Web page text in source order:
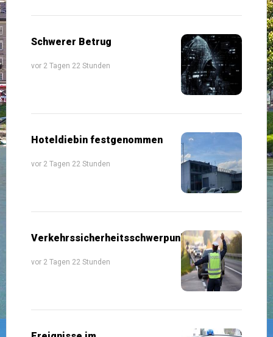
Schwerer Betrug
vor 2 Tagen 22 Stunden
Hoteldiebin festgenommen
vor 2 Tagen 22 Stunden
Verkehrssicherheitsschwerpunkte
vor 2 Tagen 22 Stunden